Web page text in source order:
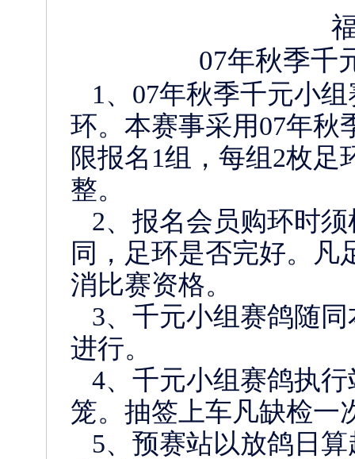
07年秋季千元小
1、07年秋季千元小
环。本赛事采用07年秋
限报名1组，每组2枚
整。
2、报名会员购环时
同，足环是否完好。凡
消比赛资格。
3、千元小组赛鸽随
进行。
4、千元小组赛鸽执
笼。抽签上车凡缺检一
5、预赛站以放鸽日